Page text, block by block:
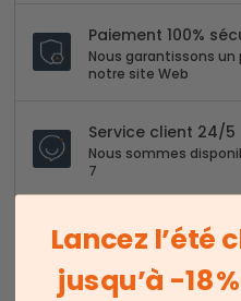
Paiement 100%
Nous garantissons un
notre site Web
Service client 24/5
Nous sommes
7
Trois niveaux. Un
Lancez l’été
jusqu’à -18